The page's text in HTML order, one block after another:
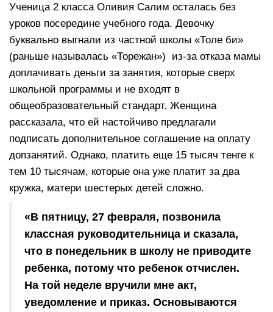
Ученица 2 класса Оливия Салим осталась без
уроков посередине учебного года. Девочку
буквально выгнали из частной школы «Толе би»
(раньше называлась «Торежан») из-за отказа мамы
доплачивать деньги за занятия, которые сверх
школьной программы и не входят в
общеобразовательный стандарт. Женщина
рассказала, что ей настойчиво предлагали
подписать дополнительное соглашение на оплату
допзанятий. Однако, платить еще 15 тысяч тенге к
тем 10 тысячам, которые она уже платит за два
кружка, матери шестерых детей сложно.
«В пятницу, 27 февраля, позвонила
классная руководительница и сказала,
что в понедельник в школу не приводите
ребенка, потому что ребенок отчислен.
На той неделе вручили мне акт,
уведомление и приказ. Основываются